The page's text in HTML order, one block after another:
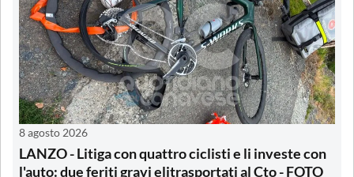
8 agosto 2026
LANZO - Litiga con quattro ciclisti e li investe con
l'auto: due feriti gravi elitrasportati al Cto - FOTO